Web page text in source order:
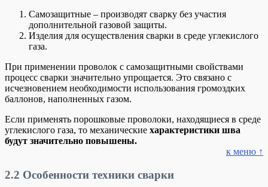
Самозащитные – производят сварку без участия
дополнительной газовой защиты.
Изделия для осуществления сварки в среде углекислого
газа.
При применении проволок с самозащитными свойствами
процесс сварки значительно упрощается. Это связано с
исчезновением необходимости использования громоздких
баллонов, наполненных газом.
Если применять порошковые проволоки, находящиеся в среде
углекислого газа, то механические характеристики шва
будут значительно повышены.
к меню ↑
2.2 Особенности техники сварки